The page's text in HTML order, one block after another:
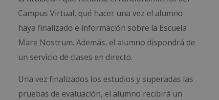
Campus Virtual, qué hacer una vez el alumno
haya finalizado e información sobre la Escuela
Mare Nostrum. Además, el alumno dispondrá de
un servicio de clases en directo.
Una vez finalizados los estudios y superadas las
pruebas de evaluación, el alumno recibirá un